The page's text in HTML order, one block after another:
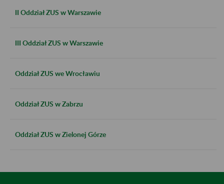
II Oddział ZUS w Warszawie
III Oddział ZUS w Warszawie
Oddział ZUS we Wrocławiu
Oddział ZUS w Zabrzu
Oddział ZUS w Zielonej Górze